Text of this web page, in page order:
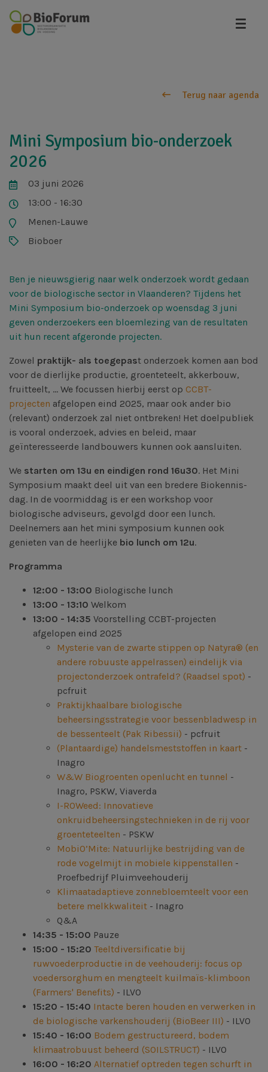
Terug naar agenda
Mini Symposium bio-onderzoek
2026
03 juni 2026
13:00 - 16:30
Menen-Lauwe
Bioboer
Ben je nieuwsgierig naar welk onderzoek wordt gedaan
voor de biologische sector in Vlaanderen? Tijdens het
Mini Symposium bio-onderzoek op woensdag 3 juni
geven onderzoekers een bloemlezing van de resultaten
uit hun recent afgeronde projecten.
Zowel praktijk- als toegepast onderzoek komen aan bod
voor de dierlijke productie, groenteteelt, akkerbouw,
fruitteelt, ... We focussen hierbij eerst op CCBT-
projecten afgelopen eind 2025, maar ook ander bio
(relevant) onderzoek zal niet ontbreken! Het doelpubliek
is vooral onderzoek, advies en beleid, maar
geïnteresseerde landbouwers kunnen ook aansluiten.
We starten om 13u en eindigen rond 16u30. Het Mini
Symposium maakt deel uit van een bredere Biokennis-
dag. In de voormiddag is er een workshop voor
biologische adviseurs, gevolgd door een lunch.
Deelnemers aan het mini symposium kunnen ook
genieten van de heerlijke bio lunch om 12u.
Programma
12:00 - 13:00 Biologische lunch
13:00 - 13:10 Welkom
13:00 - 14:35 Voorstelling CCBT-projecten
afgelopen eind 2025
Mysterie van de zwarte stippen op Natyra® (en
andere robuuste appelrassen) eindelijk via
projectonderzoek ontrafeld? (Raadsel spot) -
pcfruit
Praktijkhaalbare biologische
beheersingsstrategie voor bessenbladwesp in
de bessenteelt (Pak Ribessii) - pcfruit
(Plantaardige) handelsmeststoffen in kaart -
Inagro
W&W Biogroenten openlucht en tunnel -
Inagro, PSKW, Viaverda
I-ROWeed: Innovatieve
onkruidbeheersingstechnieken in de rij voor
groenteteelten - PSKW
MobiO’Mite: Natuurlijke bestrijding van de
rode vogelmijt in mobiele kippenstallen -
Proefbedrijf Pluimveehouderij
Klimaatadaptieve zonnebloemteelt voor een
betere melkkwaliteit - Inagro
Q&A
14:35 - 15:00 Pauze
15:00 - 15:20 Teeltdiversificatie bij
ruwvoederproductie in de veehouderij: focus op
voedersorghum en mengteelt kuilmaïs-klimboon
(Farmers' Benefits) - ILVO
15:20 - 15:40 Intacte beren houden en verwerken in
de biologische varkenshouderij (BioBeer III) - ILVO
15:40 - 16:00 Bodem gestructureerd, bodem
klimaatrobuust beheerd (SOILSTRUCT) - ILVO
16:00 - 16:20 Alternatief optreden tegen schurft in